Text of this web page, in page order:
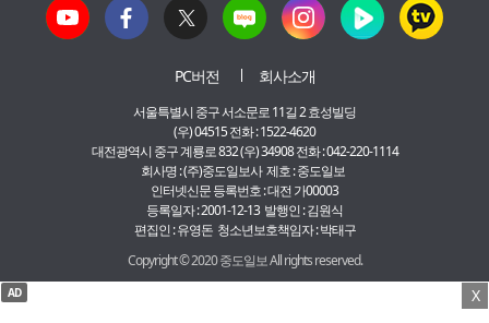
PC버전 회사소개
서울특별시 중구 서소문로 11길 2 효성빌딩
(우) 04515 전화 : 1522-4620
대전광역시 중구 계룡로 832 (우) 34908 전화 : 042-220-1114
회사명 : (주)중도일보사 제호 : 중도일보
인터넷신문 등록번호 : 대전 가00003
등록일자 : 2001-12-13 발행인 : 김원식
편집인 : 유영돈 청소년보호책임자 : 박태구
Copyright © 2020 중도일보 All rights reserved.
X
AD